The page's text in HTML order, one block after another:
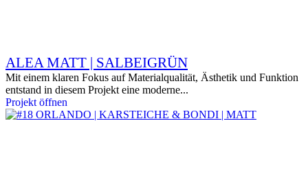
ALEA MATT | SALBEIGRÜN
Mit einem klaren Fokus auf Materialqualität, Ästhetik und Funktion
entstand in diesem Projekt eine moderne...
Projekt öffnen